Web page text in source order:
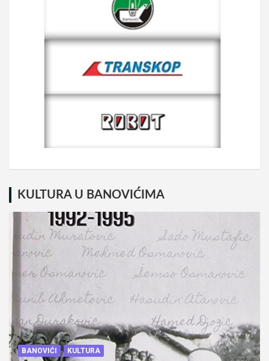
KULTURA U BANOVIĆIMA
BANOVIĆI KULTURA